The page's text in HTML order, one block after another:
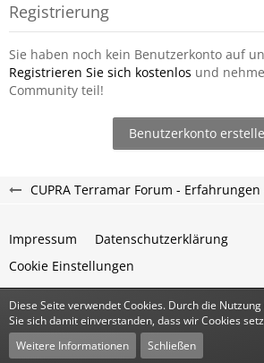
Registrierung
Sie haben noch kein Benutzerkonto auf
Registrieren Sie sich kostenlos und
Community teil!
Benutzerkonto
CUPRA Terramar Forum -
Impressum
Datenschutzerklärung
Cookie Einstellungen
Community-Software:WoltLab
Stil:Classicvon
Diese Seite verwendet Cookies. Durch die
Sie sich damit einverstanden, dass wir Cookies
Weitere Informationen
Schließen